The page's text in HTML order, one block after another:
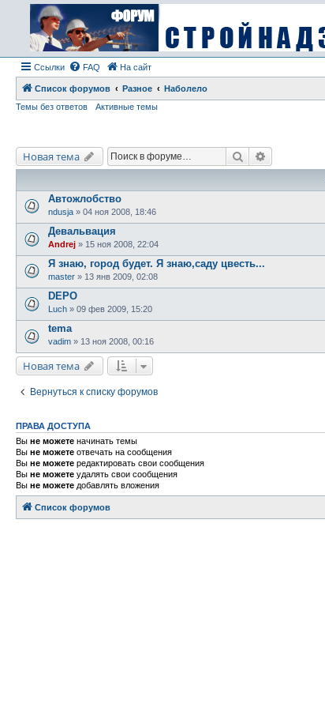
Ссылки FAQ На сайт
Список форумов Разное
Наболело
Темы без ответов
Активные темы
Новая тема Поиск
Автожлобство
ndusja » 04 ноя 2008, 18:46
Девальвация
Andrej » 15 ноя 2008, 22:04
Я знаю, город будет. Я знаю,саду цвесть...
master » 13 янв 2009, 02:08
DEPO
Luch » 09 фев 2009, 15:20
tema
vadim » 13 ноя 2008, 00:16
Новая тема
Вернуться к списку форумов
ПРАВА ДОСТУПА
Вы не можете начинать темы
Вы не можете отвечать на сообщения
Вы не можете редактировать свои сообщения
Вы не можете удалять свои сообщения
Вы не можете добавлять вложения
Список форумов